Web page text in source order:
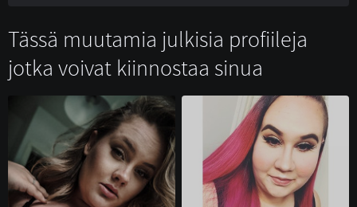
Tässä muutamia julkisia profiileja
jotka voivat kiinnostaa sinua